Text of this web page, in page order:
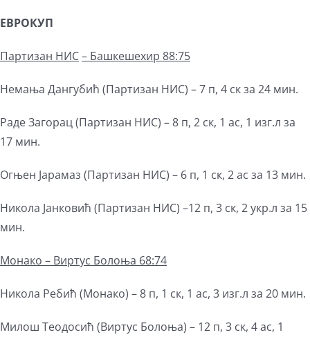
ЕВРОКУП
Партизан НИС– Башкешехир 88:75
Немања Дангубић (Партизан НИС) – 7 п, 4 ск за 24 мин.
Раде Загорац (Партизан НИС) – 8 п, 2 ск, 1 ас, 1 изг.л за
17 мин.
Огњен Јарамаз (Партизан НИС) – 6 п, 1 ск, 2 ас за 13 мин.
Никола Јанковић (Партизан НИС) –12 п, 3 ск, 2 укр.л за 15
мин.
Монако – Виртус Болоња 68:74
Никола Ребић (Монако) – 8 п, 1 ск, 1 ас, 3 изг.л за 20 мин.
Милош Теодосић (Виртус Болоња) – 12 п, 3 ск, 4 ас, 1